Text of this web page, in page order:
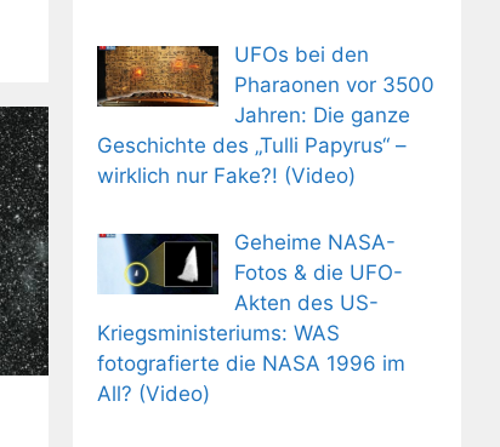
UFOs bei den
Pharaonen vor 3500
Jahren: Die ganze
Geschichte des „Tulli Papyrus“ –
wirklich nur Fake?! (Video)
Geheime NASA-
Fotos & die UFO-
Akten des US-
Kriegsministeriums: WAS
fotografierte die NASA 1996 im
All? (Video)